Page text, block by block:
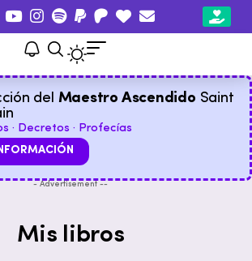
del Maestro Ascendido Saint
· Decretos · Profecías
- Advertisement --
Mis libros